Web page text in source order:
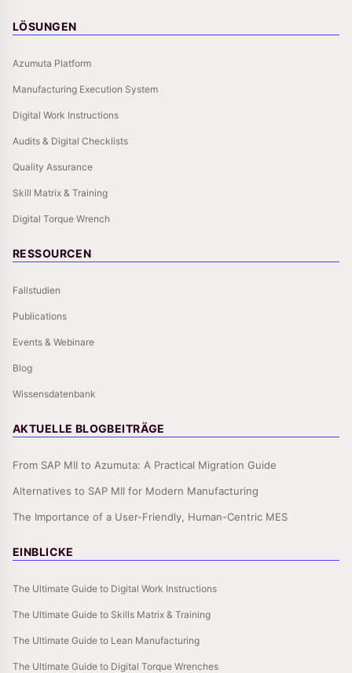
LÖSUNGEN
Azumuta Platform
Manufacturing Execution System
Digital Work Instructions
Audits & Digital Checklists
Quality Assurance
Skill Matrix & Training
Digital Torque Wrench
RESSOURCEN
Fallstudien
Publications
Events & Webinare
Blog
Wissensdatenbank
AKTUELLE BLOGBEITRÄGE
From SAP MII to Azumuta: A Practical Migration Guide
Alternatives to SAP MII for Modern Manufacturing
The Importance of a User-Friendly, Human-Centric MES
EINBLICKE
The Ultimate Guide to Digital Work Instructions
The Ultimate Guide to Skills Matrix & Training
The Ultimate Guide to Lean Manufacturing
The Ultimate Guide to Digital Torque Wrenches